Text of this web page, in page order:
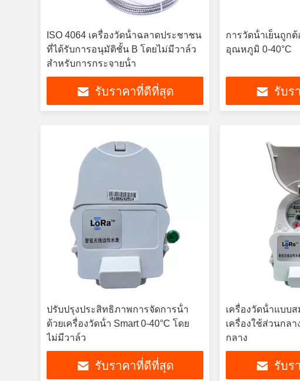
ISO 4064 เครื่องวัดน้ําฉลาดประชาชน
ที่ได้รับการอนุมัติชั้น B โดยไม่มีวาล์ว
สําหรับการกระจายน้ํา
รับราคาที่ดีที่สุด
การวัดน้ําเย็นถูกต้
อุณหภูมิ 0-40°C
รับร
ปรับปรุงประสิทธิภาพการจัดการน้ํา
ด้วยเครื่องวัดน้ํา Smart 0-40°C โดย
ไม่มีวาล์ว
รับราคาที่ดีที่สุด
เครื่องวัดน้ําแบบ
เครื่องใช้ส่วนกล
กลาง
รับร